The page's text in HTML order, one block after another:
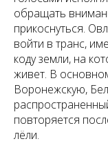
обращать
прикоснуться.
войти в транс,
коду земли, на
живет. В
Воронежскую,
повторяется
лёли.